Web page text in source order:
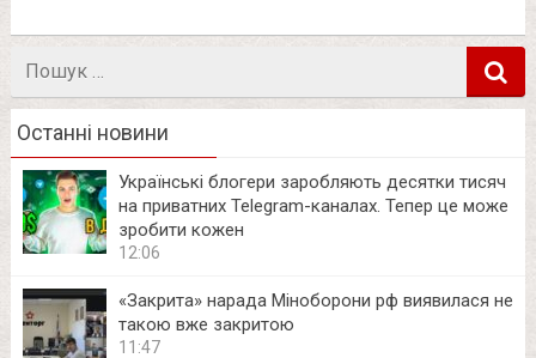
Пошук
Останні новини
Українські блогери заробляють десятки тисяч
на приватних Telegram-каналах. Тепер це може
зробити кожен
12:06
«Закрита» нарада Міноборони рф виявилася не
такою вже закритою
11:47